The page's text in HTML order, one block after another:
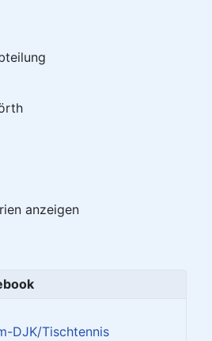
anzeigen
DJK/Tischtennis